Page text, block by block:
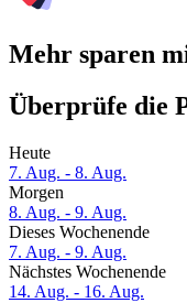
Mehr sparen
Überprüfe die
Heute
7. Aug. - 8. Aug.
Morgen
8. Aug. - 9. Aug.
Dieses Wochenende
7. Aug. - 9. Aug.
Nächstes Wochenende
14. Aug. - 16. Aug.